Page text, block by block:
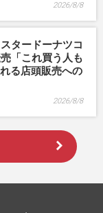
2026/8/8
タードーナツコ
「これ買う人も
る店頭販売への
2026/8/8